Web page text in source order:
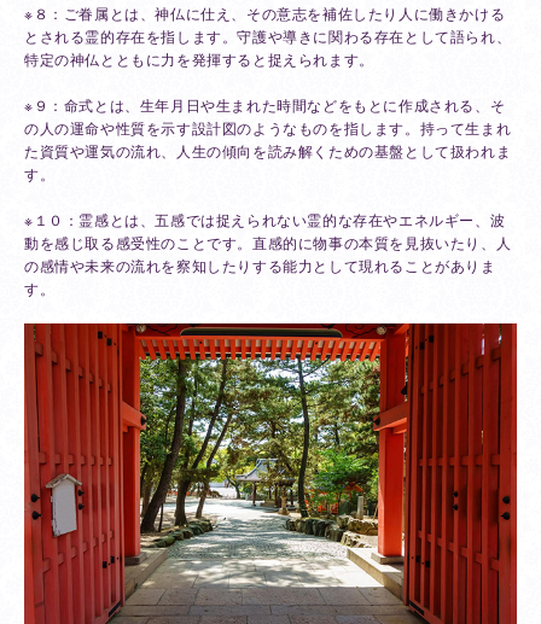
※８：ご眷属とは、神仏に仕え、その意志を補佐したり人に働きかける
とされる霊的存在を指します。守護や導きに関わる存在として語られ、
特定の神仏とともに力を発揮すると捉えられます。
※９：命式とは、生年月日や生まれた時間などをもとに作成される、そ
の人の運命や性質を示す設計図のようなものを指します。持って生まれ
た資質や運気の流れ、人生の傾向を読み解くための基盤として扱われま
す。
※１０：霊感とは、五感では捉えられない霊的な存在やエネルギー、波
動を感じ取る感受性のことです。直感的に物事の本質を見抜いたり、人
の感情や未来の流れを察知したりする能力として現れることがありま
す。